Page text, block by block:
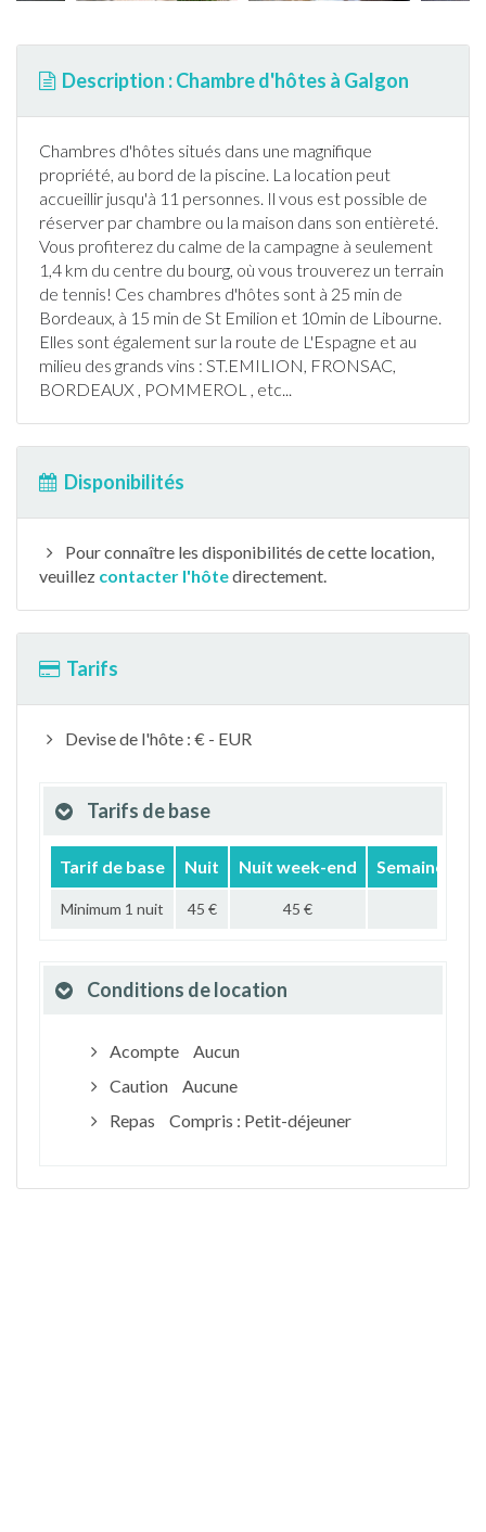
Description : Chambre d'hôtes à Galgon
Chambres d'hôtes situés dans une magnifique
propriété, au bord de la piscine. La location peut
accueillir jusqu'à 11 personnes. Il vous est possible de
réserver par chambre ou la maison dans son entièreté.
Vous profiterez du calme de la campagne à seulement
1,4 km du centre du bourg, où vous trouverez un terrain
de tennis! Ces chambres d'hôtes sont à 25 min de
Bordeaux, à 15 min de St Emilion et 10min de Libourne.
Elles sont également sur la route de L'Espagne et au
milieu des grands vins : ST.EMILION, FRONSAC,
BORDEAUX , POMMEROL , etc...
Disponibilités
Pour connaître les disponibilités de cette location,
veuillez contacter l'hôtedirectement.
Tarifs
Devise de l'hôte : € - EUR
Tarifs de base
Tarif de base Nuit Nuit week-end Semaine
Minimum 1 nuit 45 € 45 €
Conditions de location
Acompte
Aucun
Caution
Aucune
Repas
Compris : Petit-déjeuner